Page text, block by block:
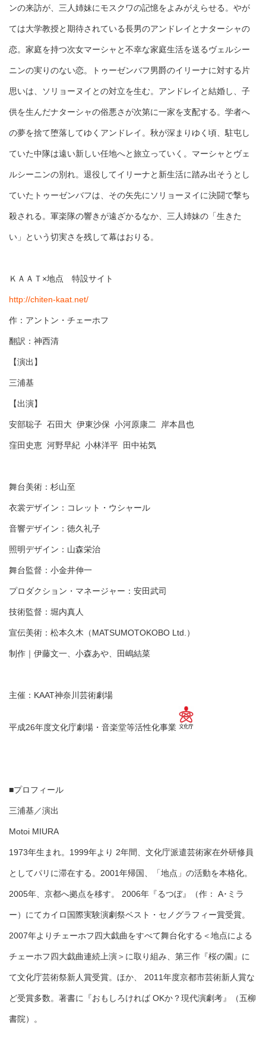
ンの来訪が、三人姉妹にモスクワの記憶をよみがえらせる。やが
ては大学教授と期待されている長男のアンドレイとナターシャの
恋。家庭を持つ次女マーシャと不幸な家庭生活を送るヴェルシー
ニンの実りのない恋。トゥーゼンバフ男爵のイリーナに対する片
思いは、ソリョーヌイとの対立を生む。アンドレイと結婚し、子
供を生んだナターシャの俗悪さが次第に一家を支配する。学者へ
の夢を捨て堕落してゆくアンドレイ。秋が深まりゆく頃、駐屯し
ていた中隊は遠い新しい任地へと旅立っていく。マーシャとヴェ
ルシーニンの別れ。退役してイリーナと新生活に踏み出そうとし
ていたトゥーゼンバフは、その矢先にソリョーヌイに決闘で撃ち
殺される。軍楽隊の響きが遠ざかるなか、三人姉妹の「生きた
い」という切実さを残して幕はおりる。
ＫＡＡＴ×地点 特設サイト
http://chiten-kaat.net/
作：アントン・チェーホフ
翻訳：神西清
【演出】
三浦基
【出演】
安部聡子 石田大 伊東沙保 小河原康二 岸本昌也
窪田史恵 河野早紀 小林洋平 田中祐気
舞台美術：杉山至
衣裳デザイン：コレット・ウシャール
音響デザイン：徳久礼子
照明デザイン：山森栄治
舞台監督：小金井伸一
プロダクション・マネージャー：安田武司
技術監督：堀内真人
宣伝美術：松本久木（MATSUMOTOKOBO Ltd.）
制作｜伊藤文一、小森あや、田嶋結菜
主催：KAAT神奈川芸術劇場
平成26年度文化庁劇場・音楽堂等活性化事業
■プロフィール
三浦基／演出
Motoi MIURA
1973年生まれ。1999年より 2年間、文化庁派遣芸術家在外研修員
としてパリに滞在する。2001年帰国、「地点」の活動を本格化。
2005年、京都へ拠点を移す。 2006年『るつぼ』（作： A･ミラ
ー）にてカイロ国際実験演劇祭ベスト・セノグラフィー賞受賞。
2007年よりチェーホフ四大戯曲をすべて舞台化する＜地点による
チェーホフ四大戯曲連続上演＞に取り組み、第三作『桜の園』に
て文化庁芸術祭新人賞受賞。ほか、 2011年度京都市芸術新人賞な
ど受賞多数。著書に『おもしろければ OKか？現代演劇考』（五柳
書院）。